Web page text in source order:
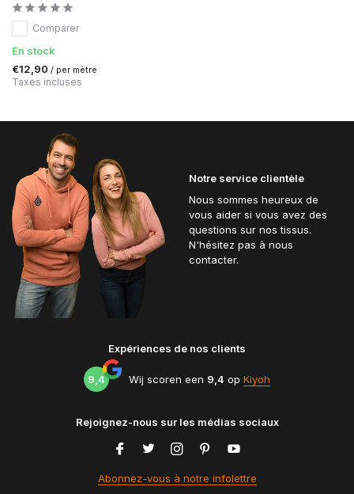
Comparer
En stock
€12,90 / per mètre
Taxes incluses
Notre service clientèle
Nous sommes heureux de
vous aider si vous avez des
questions sur nos tissus.
N'hésitez pas à nous
contacter.
Expériences de nos clients
9,4 Wij scoren een 9,4 op Kiyoh
Rejoignez-nous sur les médias sociaux
Abonnez-vous à notre infolettre